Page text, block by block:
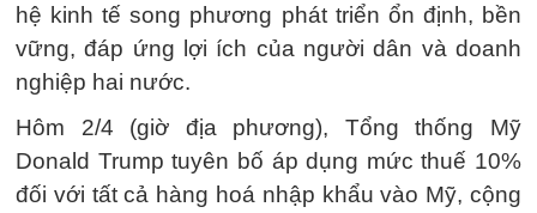
hệ kinh tế song phương phát triển ổn định, bền
vững, đáp ứng lợi ích của người dân và doanh
nghiệp hai nước.
Hôm 2/4 (giờ địa phương), Tổng thống Mỹ
Donald Trump tuyên bố áp dụng mức thuế 10%
đối với tất cả hàng hoá nhập khẩu vào Mỹ, cộng